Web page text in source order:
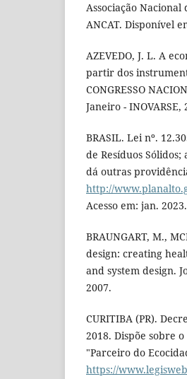
Associação Nacional
ANCAT. Disponível
AZEVEDO, J. L. A
partir dos
CONGRESSO
Janeiro - INOVARSE,
BRASIL. Lei nº.
de Resíduos
dá outras
http://
Acesso em: jan. 2023.
BRAUNGART, M.,
design: creating
and system design.
2007.
CURITIBA (PR).
2018. Dispõe sobre
"Parceiro do
https://